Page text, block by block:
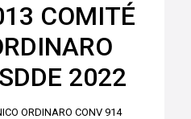
COMITÉ
2022
ORDINARO CONV 914